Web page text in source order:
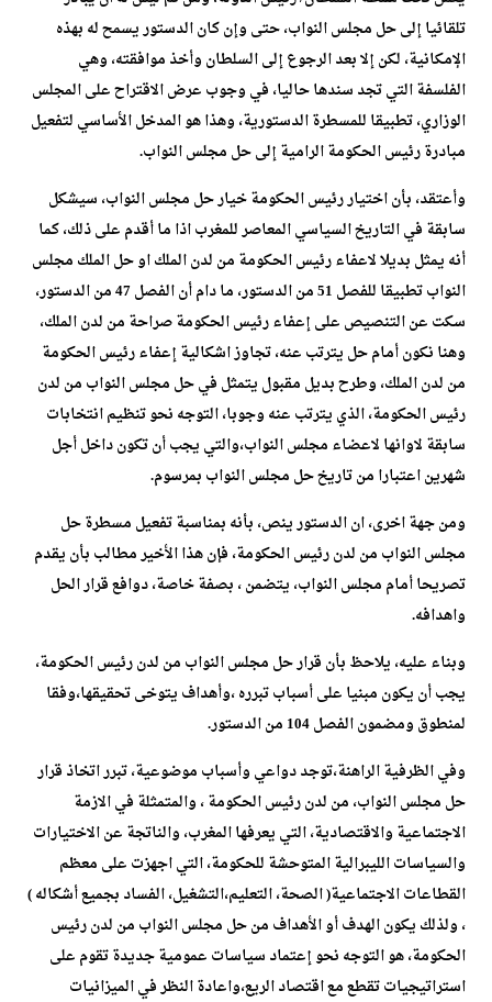
تلقائيا إلى حل مجلس النواب، حتى وإن كان الدستور يسمح له بهذه
الإمكانية، لكن إلا بعد الرجوع إلى السلطان وأخذ موافقته، وهي
الفلسفة التي تجد سندها حاليا، في وجوب عرض الاقتراح على المجلس
الوزاري، تطبيقا للمسطرة الدستورية، وهذا هو المدخل الأساسي لتفعيل
مبادرة رئيس الحكومة الرامية إلى حل مجلس النواب.
وأعتقد، بأن اختيار رئيس الحكومة خيار حل مجلس النواب، سيشكل
سابقة في التاريخ السياسي المعاصر للمغرب اذا ما أقدم على ذلك، كما
أنه يمثل بديلا لاعفاء رئيس الحكومة من لدن الملك او حل الملك مجلس
النواب تطبيقا للفصل 51 من الدستور، ما دام أن الفصل 47 من الدستور،
سكت عن التنصيص على إعفاء رئيس الحكومة صراحة من لدن الملك،
وهنا نكون أمام حل يترتب عنه، تجاوز اشكالية إعفاء رئيس الحكومة
من لدن الملك، وطرح بديل مقبول يتمثل في حل مجلس النواب من لدن
رئيس الحكومة، الذي يترتب عنه وجوبا، التوجه نحو تنظيم انتخابات
سابقة لاوانها لاعضاء مجلس النواب،والتي يجب أن تكون داخل أجل
شهرين اعتبارا من تاريخ حل مجلس النواب بمرسوم.
ومن جهة اخرى، ان الدستور ينص، بأنه بمناسبة تفعيل مسطرة حل
مجلس النواب من لدن رئيس الحكومة، فإن هذا الأخير مطالب بأن يقدم
تصريحا أمام مجلس النواب، يتضمن ، بصفة خاصة، دوافع قرار الحل
واهدافه.
وبناء عليه، يلاحظ بأن قرار حل مجلس النواب من لدن رئيس الحكومة،
يجب أن يكون مبنيا على أسباب تبرره ،وأهداف يتوخى تحقيقها،وفقا
لمنطوق ومضمون الفصل 104 من الدستور.
وفي الظرفية الراهنة،توجد دواعي وأسباب موضوعية، تبرر اتخاذ قرار
حل مجلس النواب، من لدن رئيس الحكومة ، والمتمثلة في الازمة
الاجتماعية والاقتصادية، التي يعرفها المغرب، والناتجة عن الاختيارات
والسياسات الليبرالية المتوحشة للحكومة، التي اجهزت على معظم
القطاعات الاجتماعية( الصحة، التعليم،التشغيل، الفساد بجميع أشكاله )
، ولذلك يكون الهدف أو الأهداف من حل مجلس النواب من لدن رئيس
الحكومة، هو التوجه نحو إعتماد سياسات عمومية جديدة تقوم على
استراتيجيات تقطع مع اقتصاد الريع،واعادة النظر في الميزانيات